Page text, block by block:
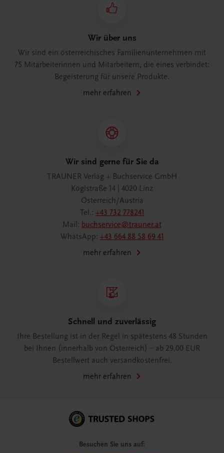
Wir über uns
Wir sind ein österreichisches Familienunternehmen mit
75 Mitarbeiterinnen und Mitarbeitern, die eines verbindet:
Begeisterung für unsere Produkte.
mehr erfahren
Wir sind gerne für Sie da
TRAUNER Verlag + Buchservice GmbH
Köglstraße 14 | 4020 Linz
Österreich/Austria
Tel.: +43 732 778241
Mail: buchservice@trauner.at
WhatsApp: +43 664 88 58 69 41
mehr erfahren
Schnell und zuverlässig
Ihre Bestellung ist in der Regel in spätestens 48 Stunden
bei Ihnen (innerhalb von Österreich) – ab 29,00 EUR
Bestellwert auch versandkostenfrei.
mehr erfahren
Besuchen Sie uns auf: